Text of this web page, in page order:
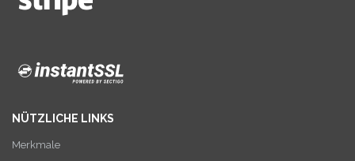
NÜTZLICHE LINKS
Merkmale